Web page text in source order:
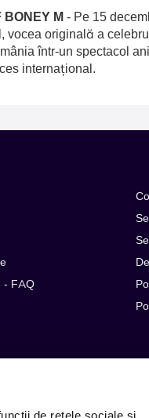
BONEY M - Pe 15
vocea originală a
într-un spectacol
internațional.
- FAQ